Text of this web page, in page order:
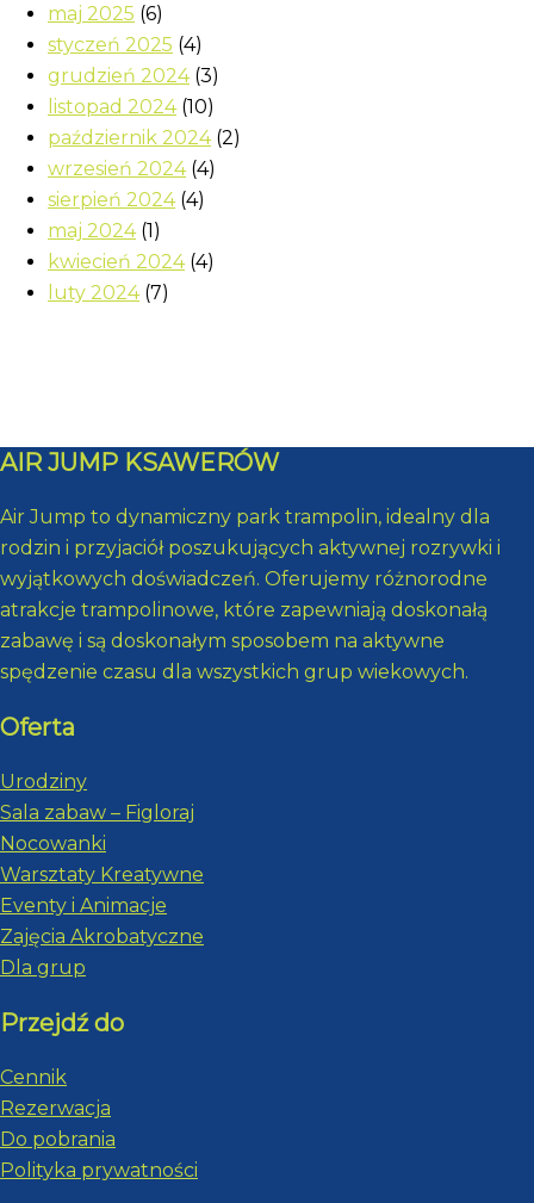
maj 2025 (6)
styczeń 2025 (4)
grudzień 2024(3)
listopad 2024(10)
październik 2024(2)
wrzesień 2024(4)
sierpień 2024(4)
maj 2024(1)
kwiecień 2024(4)
luty 2024(7)
AIR JUMP KSAWERÓW
Air Jump to dynamiczny park trampolin, idealny dla
rodzin i przyjaciół poszukujących aktywnej rozrywki i
wyjątkowych doświadczeń. Oferujemy różnorodne
atrakcje trampolinowe, które zapewniają doskonałą
zabawę i są doskonałym sposobem na aktywne
spędzenie czasu dla wszystkich grup wiekowych.
Oferta
Urodziny
Sala zabaw – Figloraj
Nocowanki
Warsztaty Kreatywne
Eventy i Animacje
Zajęcia Akrobatyczne
Dla grup
Przejdź do
Cennik
Rezerwacja
Do pobrania
Polityka prywatności